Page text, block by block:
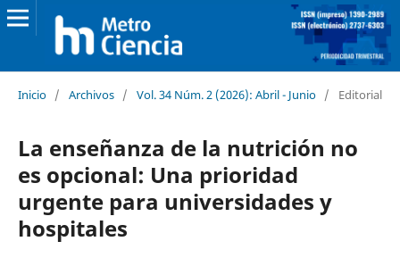
Inicio / Archivos / Vol. 34 Núm. 2 (2026): Abril - Junio / Editorial
La enseñanza de la nutrición no
es opcional: Una prioridad
urgente para universidades y
hospitales